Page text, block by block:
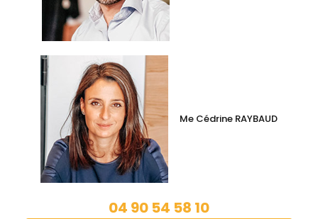
Me Cédrine RAYBAUD
04 90 54 58 10